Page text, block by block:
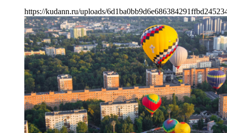
https://kudann.ru/uploads/